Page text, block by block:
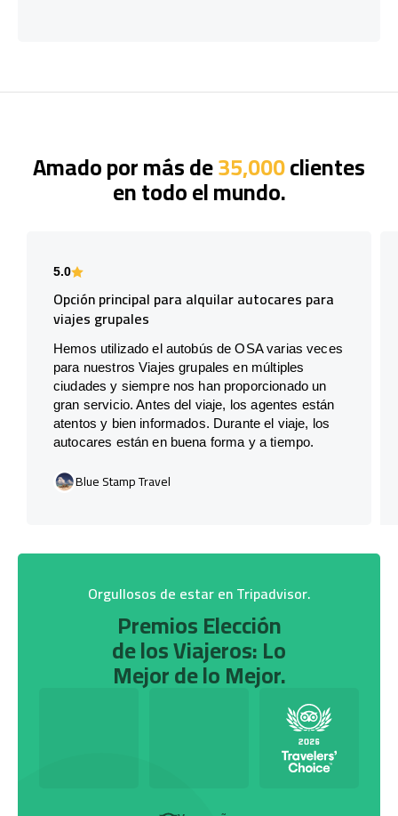
Amado por más de35,000clientes
en todo el mundo.
5.0
Opción principal para alquilar autocares para
viajes grupales
Hemos utilizado el autobús de OSA varias veces
para nuestros Viajes grupales en múltiples
ciudades y siempre nos han proporcionado un
gran servicio. Antes del viaje, los agentes están
atentos y bien informados. Durante el viaje, los
autocares están en buena forma y a tiempo.
Blue Stamp Travel
Orgullosos de estar en Tripadvisor.
Premios Elección
de los Viajeros: Lo
Mejor de lo Mejor.